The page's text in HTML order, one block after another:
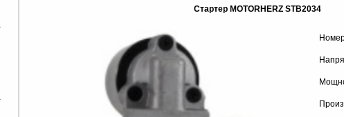
Стартер MOTORHERZ STB2034